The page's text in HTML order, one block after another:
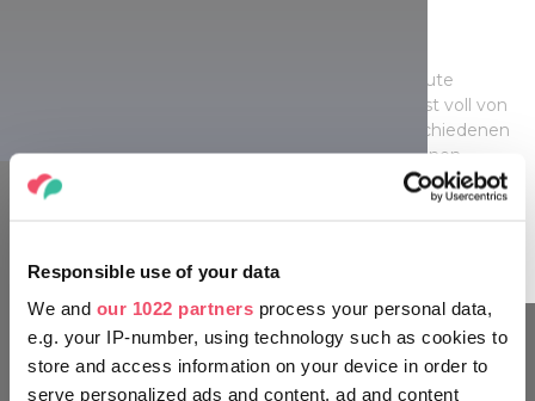
Responsible use of your data
We and our 1022 partners process your personal data,
e.g. your IP-number, using technology such as cookies to
store and access information on your device in order to
serve personalized ads and content, ad and content
Wenn man Szeged besucht, darf man auf eine gute
Fischsuppe sicher nicht verzichten. Die Gegend ist voll von
renommierten Restaurants, wo Sie von den verschiedenen
Fischsuppen nach Ihrem Geschmack wählen können.
Einige mögen den Karpfen, andere den Wels; einige mit
Eingeweide, andere ohne – Eins steht aber fest: eine gute
KENNEN SIE SICH AUS WIE EIN